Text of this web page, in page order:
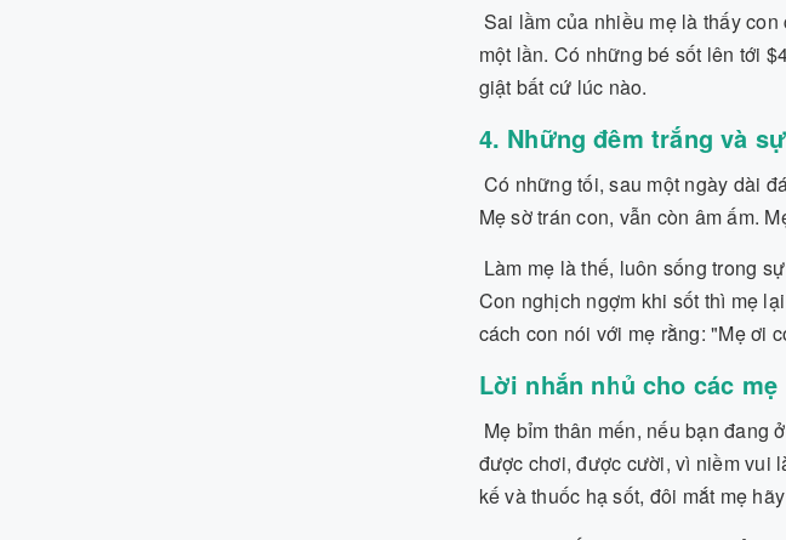
Sai lầm của nhiều mẹ là thấy
một lần. Có những bé sốt lên tới
giật bất cứ lúc nào.
4. Những đêm trắng và
Có những tối, sau một ngày dài
Mẹ sờ trán con, vẫn còn âm ấm.
Làm mẹ là thế, luôn sống trong
Con nghịch ngợm khi sốt thì mẹ
cách con nói với mẹ rằng: "Mẹ ơi
Lời nhắn nhủ cho các mẹ
Mẹ bỉm thân mến, nếu bạn đang
được chơi, được cười, vì niềm vui
kế và thuốc hạ sốt, đôi mắt mẹ